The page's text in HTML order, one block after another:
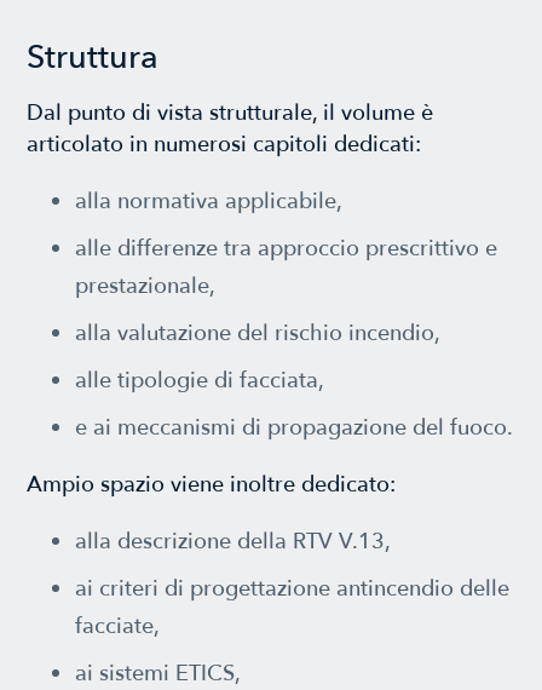
Struttura
Dal punto di vista strutturale, il volume è
articolato in numerosi capitoli dedicati:
alla normativa applicabile,
alle differenze tra approccio prescrittivo e
prestazionale,
alla valutazione del rischio incendio,
alle tipologie di facciata,
e ai meccanismi di propagazione del fuoco.
Ampio spazio viene inoltre dedicato:
alla descrizione della RTV V.13,
ai criteri di progettazione antincendio delle
facciate,
ai sistemi ETICS,